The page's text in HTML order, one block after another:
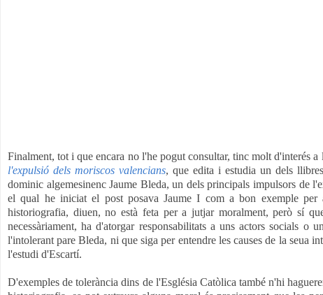
Finalment, tot i que encara no l'he pogut consultar, tinc molt d'interés
l'expulsió dels moriscos valencians, que edita i estudia un dels
dominic algemesinenc Jaume Bleda, un dels principals impulsors de
el qual he iniciat el post posava Jaume I com a bon exemple
historiografia, diuen, no està feta per a jutjar moralment, però sí
necessàriament, ha d'atorgar responsabilitats a uns actors socials
l'intolerant pare Bleda, ni que siga per entendre les causes de la seua
l'estudi d'Escartí.
D'exemples de tolerància dins de l'Església Catòlica també n'hi